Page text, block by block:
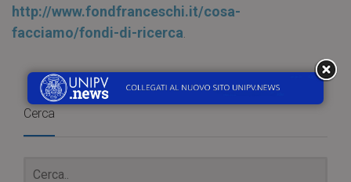
http://www.fondfranceschi.it/cosa-
facciamo/fondi-di-ricerca.
Cerca